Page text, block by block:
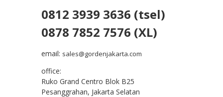
0812 3939 3636 (tsel)
0878 7852 7576 (XL)
email: sales@gordenjakarta.com
office:
Ruko Grand Centro Blok B25
Pesanggrahan, Jakarta Selatan